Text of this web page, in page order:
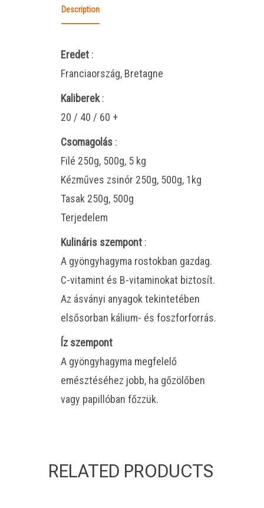
Description
Eredet :
Franciaország, Bretagne
Kaliberek:
20 / 40 / 60 +
Csomagolás :
Filé 250g, 500g, 5 kg
Kézműves zsinór 250g, 500g, 1kg
Tasak 250g, 500g
Terjedelem
Kulináris szempont :
A gyöngyhagyma rostokban gazdag.
C-vitamint és B-vitaminokat biztosít.
Az ásványi anyagok tekintetében
elsősorban kálium- és foszforforrás.
Íz szempont
A gyöngyhagyma megfelelő
emésztéséhez jobb, ha gőzölőben
vagy papillóban főzzük.
RELATED PRODUCTS